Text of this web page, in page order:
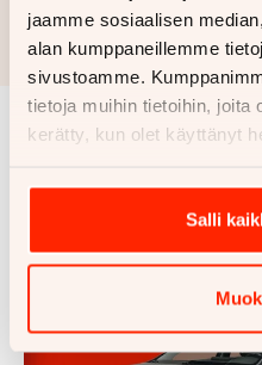
jaamme sosiaalisen
alan kumppaneillemme
sivustoamme.
tietoja muihin tietoihin, joita
kerätty, kun olet käyttänyt
Salli
Rahoituslaskelma on suuntaa
luottopäätöksen